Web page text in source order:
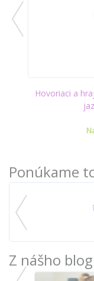
Hovoriaci a
Ponúkame
Z nášho